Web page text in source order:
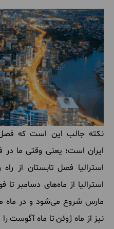
نکته جالب این است که
ایران است؛ یعنی وقتی ما در
استرالیا فصل تابستان از راه
استرالیا از ماههای دسامبر تا
مارس شروع میشود و در ماه
نیز از ماه ژوئن تا ماه آگوست را